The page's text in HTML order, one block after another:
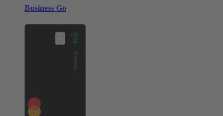
Business Go